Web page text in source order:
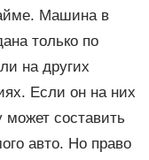
Машина в
только по
на других
Если он на них
может составить
авто. Но право